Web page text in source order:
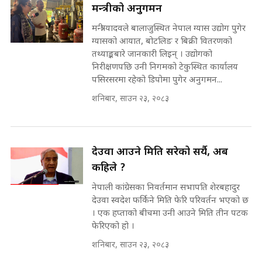
on the Same Page ||
SIDHAKURA ||
सहकारी पीडितसँग मन्त्री प्रतिभा रावलले
भनिन्–साथ दिनुहोस्, दबाब होइन ||
Sidhakura || Pratibha Rawal
Waterfall of Rasuwa ||
SIDHAKURA ||
कहिले बन्ला चक्रपथ ? विस्तार कार्यमा
किन भइरहेछ ढिलाइ ?The Ring Road
SIDHAKURA |
पोप्पोको पासोः कमाउने लोभमा घरबार नै
उठिबास | The Dark Side of
'Poppo Live'-SIDHAKURA
INVESTIGATION
घुसको डिल || Raj Kumar Gupta ||
घुसको डिल गर्ने मन्त्रीकाे राजिनामा,
SIDHAKURA ||
प्रधानमन्त्री ? || SIDHAKURA ||
मन्त्रीको अनुगमन
मन्त्री यादवले बालाजुस्थित नेपाल ग्यास उद्योग पुगेर
ग्यासको आयात, बोटलिङ र बिक्री वितरणको
तथ्याङ्कबारे जानकारी लिइन् । उद्योगको
निरीक्षणपछि उनी निगमको टेकुस्थित कार्यालय
पसिरसरमा रहेको डिपोमा पुगेर अनुगमन...
शनिबार, साउन २३, २०८३
देउवा आउने मिति सरेको सर्यै, अब
कहिले ?
नेपाली कांग्रेसका निवर्तमान सभापति शेरबहादुर
देउवा स्वदेश फर्किने मिति फेरि परिवर्तन भएको छ
। एक हप्ताको बीचमा उनी आउने मिति तीन पटक
फेरिएको हो ।
शनिबार, साउन २३, २०८३